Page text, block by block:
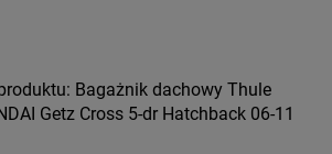
Bagażnik dachowy Thule
Getz Cross 5-dr Hatchback 06-11